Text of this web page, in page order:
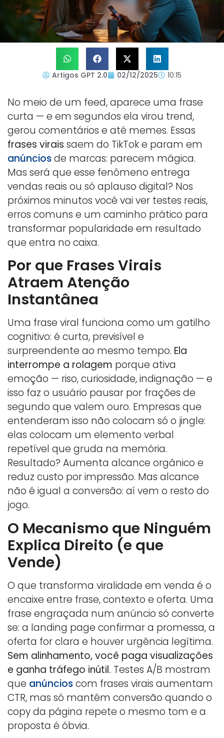
Artigos GPT 2.0 02/12/2025 10:15
No meio de um feed, aparece uma frase
curta — e em segundos ela virou trend,
gerou comentários e até memes. Essas
frases virais saem do TikTok e param em
anúnciosde marcas: parecem mágica.
Mas será que esse fenômeno entrega
vendas reais ou só aplauso digital? Nos
próximos minutos você vai ver testes reais,
erros comuns e um caminho prático para
transformar popularidade em resultado
que entra no caixa.
Por que Frases Virais
Atraem Atenção
Instantânea
Uma frase viral funciona como um gatilho
cognitivo: é curta, previsível e
surpreendente ao mesmo tempo. Ela
interrompe a rolagem porque ativa
emoção — riso, curiosidade, indignação — e
isso faz o usuário pausar por frações de
segundo que valem ouro. Empresas que
entenderam isso não colocam só o jingle:
elas colocam um elemento verbal
repetível que gruda na memória.
Resultado? Aumenta alcance orgânico e
reduz custo por impressão. Mas alcance
não é igual a conversão: aí vem o resto do
jogo.
O Mecanismo que Ninguém
Explica Direito (e que
Vende)
O que transforma viralidade em venda é o
encaixe entre frase, contexto e oferta. Uma
frase engraçada num anúncio só converte
se: a landing page confirmar a promessa, a
oferta for clara e houver urgência legítima.
Sem alinhamento, você paga visualizações
e ganha tráfego inútil. Testes A/B mostram
que anúncioscom frases virais aumentam
CTR, mas só mantêm conversão quando o
copy da página repete o mesmo tom e a
proposta é óbvia.